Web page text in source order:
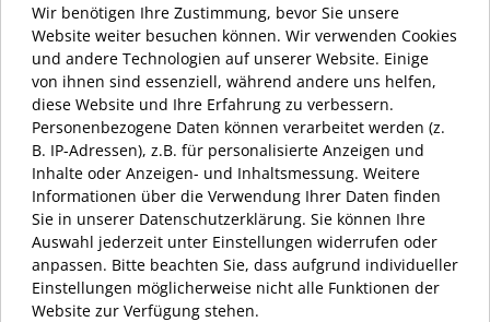
AKTUELL HABEN WIR GESCHLOSSEN (KEINE ANGABEN)
ÖFFNUNGSZEITEN:
MONTAG – SAMSTAG 10:00 – 20:00 UHR
Wir benötigen Ihre Zustimmung, bevor Sie unsere
Website weiter besuchen können. Wir verwenden Cookies
und andere Technologien auf unserer Website. Einige
von ihnen sind essenziell, während andere uns helfen,
diese Website und Ihre Erfahrung zu verbessern.
Personenbezogene Daten können verarbeitet werden (z.
B. IP-Adressen), z.B. für personalisierte Anzeigen und
Inhalte oder Anzeigen- und Inhaltsmessung. Weitere
Informationen über die Verwendung Ihrer Daten finden
Sie in unserer Datenschutzerklärung. Sie können Ihre
Auswahl jederzeit unter Einstellungen widerrufen oder
anpassen. Bitte beachten Sie, dass aufgrund individueller
Einstellungen möglicherweise nicht alle Funktionen der
Website zur Verfügung stehen.